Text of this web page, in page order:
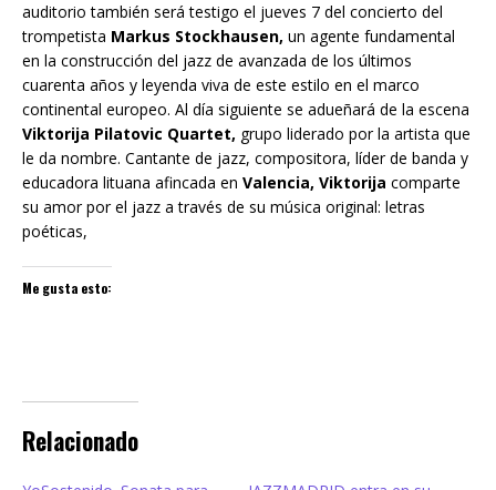
auditorio también será testigo el jueves 7 del concierto del
trompetista Markus Stockhausen, un agente fundamental
en la construcción del jazz de avanzada de los últimos
cuarenta años y leyenda viva de este estilo en el marco
continental europeo. Al día siguiente se adueñará de la escena
Viktorija Pilatovic Quartet, grupo liderado por la artista que
le da nombre. Cantante de jazz, compositora, líder de banda y
educadora lituana afincada en Valencia, Viktorija comparte
su amor por el jazz a través de su música original: letras
poéticas,
Me gusta esto:
Relacionado